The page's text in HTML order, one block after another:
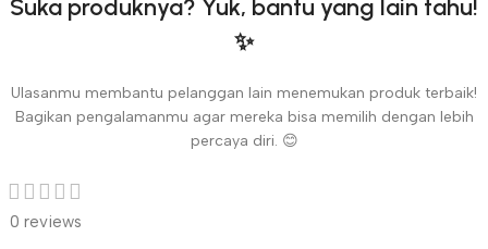
Suka produknya? Yuk, bantu yang lain tahu!
✨
Ulasanmu membantu pelanggan lain menemukan produk terbaik!
Bagikan pengalamanmu agar mereka bisa memilih dengan lebih
percaya diri. 😊
0 reviews